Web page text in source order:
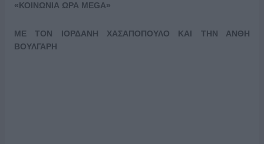
«ΚΟΙΝΩΝΙΑ ΩΡΑ MEGA»
ΜΕ ΤΟΝ ΙΟΡΔΑΝΗ ΧΑΣΑΠΟΠΟΥΛΟ ΚΑΙ ΤΗΝ ΑΝΘΗ
ΒΟΥΛΓΑΡΗ